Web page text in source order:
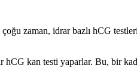
zaman, idrar bazlı hCG
kan testi yaparlar. Bu, bir